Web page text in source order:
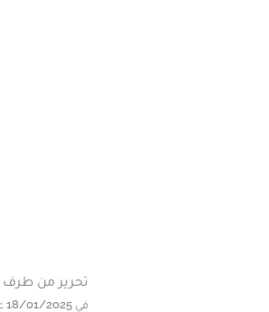
تحرير من طرف
في 18/01/2025 على الساعة 18:00